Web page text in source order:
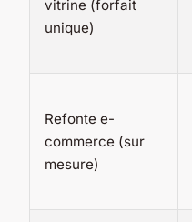
vitrine (forfait
unique)
Refonte e-
commerce (sur
mesure)